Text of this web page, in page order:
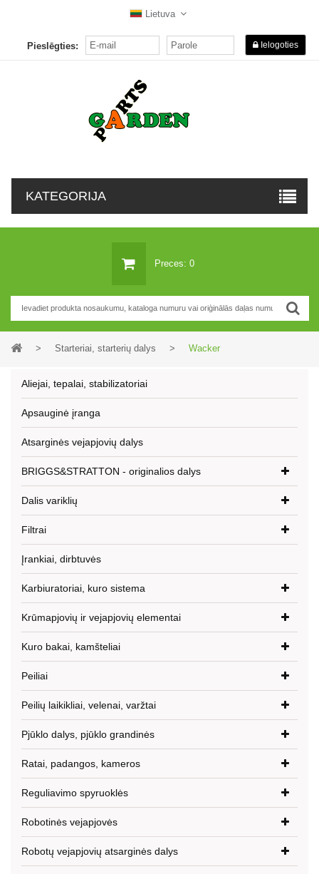
Lietuva
Pieslēgties: Ielogoties
KATEGORIJA
Preces: 0
> Starteriai, starterių dalys > Wacker
Aliejai, tepalai, stabilizatoriai
Apsauginė įranga
Atsarginės vejapjovių dalys
BRIGGS&STRATTON - originalios dalys
Dalis variklių
Filtrai
Įrankiai, dirbtuvės
Karbiuratoriai, kuro sistema
Krūmapjovių ir vejapjovių elementai
Kuro bakai, kamšteliai
Peiliai
Peilių laikikliai, velenai, varžtai
Pjūklo dalys, pjūklo grandinės
Ratai, padangos, kameros
Reguliavimo spyruoklės
Robotinės vejapjovės
Robotų vejapjovių atsarginės dalys